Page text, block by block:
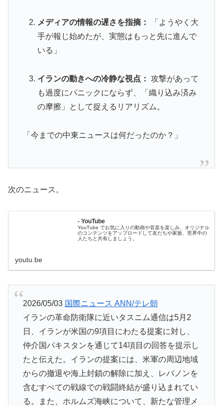
メディアの情報の遅さを指摘：
「ようやく大
手が報じ始めたが、実態はもっと先に進んで
いる」
イランの動きへの冷静な視点： 攻撃があって
も過度にパニックにならず、「織り込み済み
の摩擦」として捉えるリアリズム。
「今までの中東ニュースは何だったのか？」
次のニュース。
- YouTube
YouTube でお気に入りの動画や音楽を楽しみ、オリジナル
のコンテンツをアップロードして友だちや家族、世界中の
人たちと共有しましょう。
youtu.be
2026/05/03 国際ニュース ANN/テレ朝
イランの革命防衛隊に近いタスニム通信は5月2
日、イランが米国の9項目にわたる提案に対し、
仲介国パキスタンを通じて14項目の回答を提示し
たと伝えた。イランの提案には、米軍の周辺地域
からの撤退や海上封鎖の解除に加え、レバノンを
含むすべての戦線での戦闘終結が盛り込まれてい
る。また、ホルムズ海峡について、新たな管理メ